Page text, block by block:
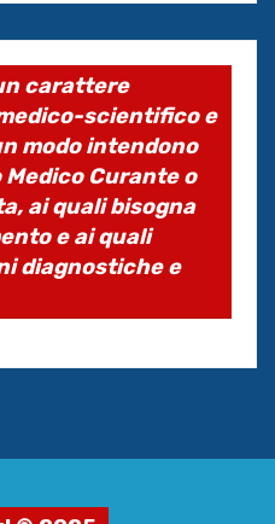
carattere
scientifico e
modo intendono
Curante o
ai quali bisogna
e ai quali
diagnostiche e